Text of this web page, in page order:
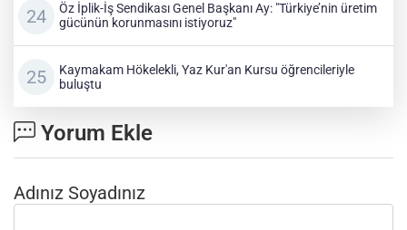
Öz İplik-İş Sendikası Genel Başkanı Ay: "Türkiye’nin üretim
gücünün korunmasını istiyoruz"
Kaymakam Hökelekli, Yaz Kur'an Kursu öğrencileriyle
buluştu
Yorum Ekle
Adınız Soyadınız